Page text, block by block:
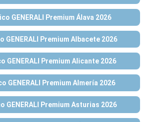
GENERALI Premium Álava 2026
GENERALI Premium Albacete 2026
GENERALI Premium Alicante 2026
GENERALI Premium Almería 2026
GENERALI Premium Asturias 2026